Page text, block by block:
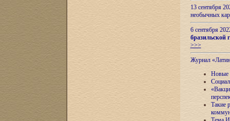
13 сентября
необычных
6 сентября
бразильской
>>>
Журнал
Новые
Такие